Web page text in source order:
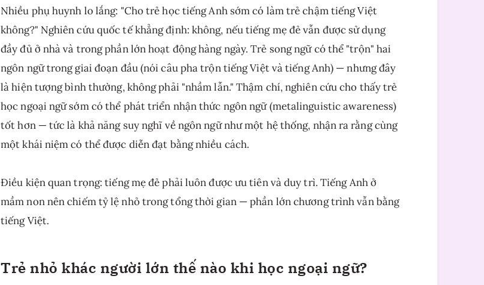
Nhiều phụ huynh lo lắng: "Cho trẻ học tiếng Anh sớm có làm trẻ chậm tiếng Việt
không?" Nghiên cứu quốc tế khẳng định: không, nếu tiếng mẹ đẻ vẫn được sử dụng
đầy đủ ở nhà và trong phần lớn hoạt động hàng ngày. Trẻ song ngữ có thể "trộn" hai
ngôn ngữ trong giai đoạn đầu (nói câu pha trộn tiếng Việt và tiếng Anh) — nhưng đây
là hiện tượng bình thường, không phải "nhầm lẫn." Thậm chí, nghiên cứu cho thấy trẻ
học ngoại ngữ sớm có thể phát triển nhận thức ngôn ngữ (metalinguistic awareness)
tốt hơn — tức là khả năng suy nghĩ về ngôn ngữ như một hệ thống, nhận ra rằng cùng
một khái niệm có thể được diễn đạt bằng nhiều cách.
Điều kiện quan trọng: tiếng mẹ đẻ phải luôn được ưu tiên và duy trì. Tiếng Anh ở
mầm non nên chiếm tỷ lệ nhỏ trong tổng thời gian — phần lớn chương trình vẫn bằng
tiếng Việt.
Trẻ nhỏ khác người lớn thế nào khi học ngoại ngữ?